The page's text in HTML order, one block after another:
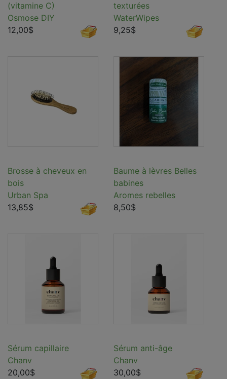
(vitamine C)
Osmose DIY
12,00$
texturées
WaterWipes
9,25$
Brosse à cheveux en
bois
Urban Spa
13,85$
Baume à lèvres Belles
babines
Aromes rebelles
8,50$
Sérum capillaire
Chanv
20,00$
Sérum anti-âge
Chanv
30,00$